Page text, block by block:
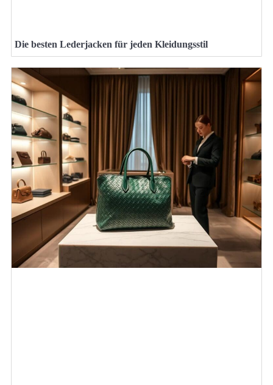
Die besten Lederjacken für jeden Kleidungsstil